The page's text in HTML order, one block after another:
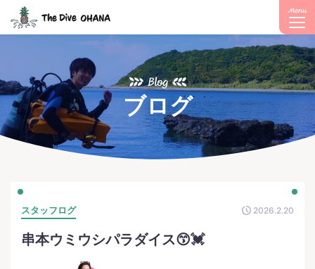
Menu
Blog
ブログ
スタッフログ 2026.2.20
串本ウミウシパラダイス😙💓